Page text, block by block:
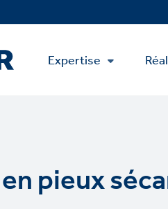
Main
Menu
Expertise
pieux